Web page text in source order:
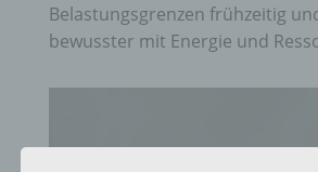
Belastungsgrenzen frühzeitig
bewusster mit Energie und